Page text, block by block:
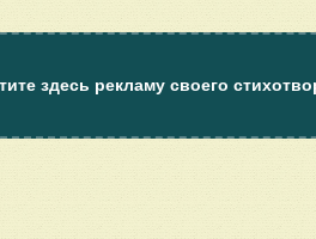
здесь рекламу своего